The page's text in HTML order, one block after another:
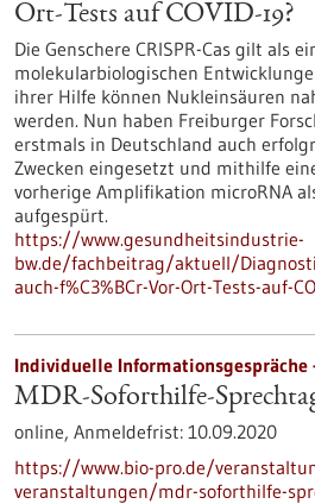
Ort-Tests auf COVID-19?
Die Genschere CRISPR-Cas gilt als
molekularbiologischen
ihrer Hilfe können Nukleinsäuren
werden. Nun haben Freiburger
erstmals in Deutschland auch
Zwecken eingesetzt und mithilfe
vorherige Amplifikation microRNA
aufgespürt.
https://www.gesundheitsindustrie-
bw.de/fachbeitrag/aktuell/
auch-f%C3%BCr-Vor-Ort-Tests-auf-
Individuelle Informationsgespräche
MDR-Soforthilfe-
online, Anmeldefrist: 10.09.2020
https://www.bio-pro.de/
veranstaltungen/mdr-soforthilfe-